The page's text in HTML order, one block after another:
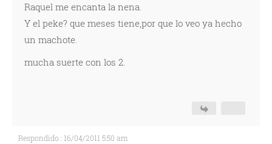
Raquel me encanta la nena.
Y el peke? que meses tiene,por que lo veo ya hecho
un machote.
mucha suerte con los 2.
Respondido : 16/04/2011 5:50 am